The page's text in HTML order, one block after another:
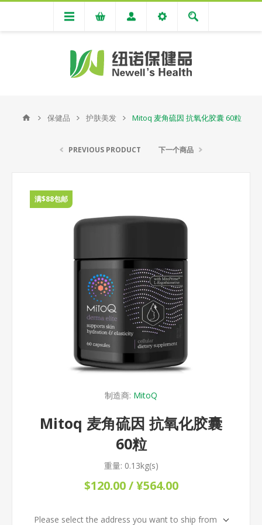
保健品 护肤美发 Mitoq 麦角硫因 抗氧化胶囊 60粒
PREVIOUS PRODUCT 下一个商品
满$88包邮
制造商: MitoQ
Mitoq 麦角硫因 抗氧化胶囊
60粒
重量: 0.13kg(s)
$120.00 / ¥564.00
Please select the address you want to ship from